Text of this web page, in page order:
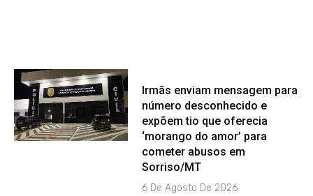
Irmãs enviam mensagem para
número desconhecido e
expõem tio que oferecia
‘morango do amor’ para
cometer abusos em
Sorriso/MT
6 De Agosto De 2026